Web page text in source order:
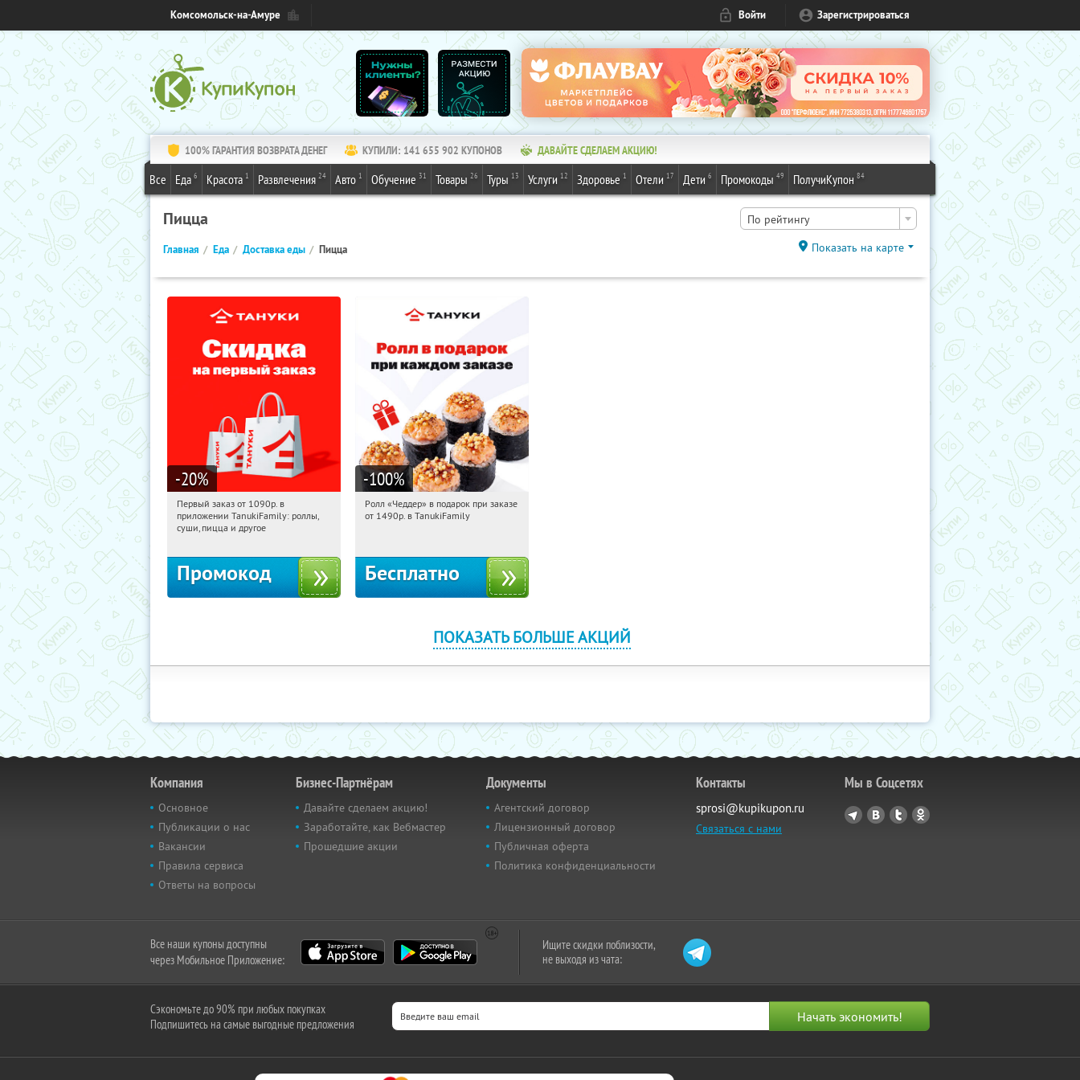
Комсомольск-на-Амуре Войти Зарегистрироваться
100% ГАРАНТИЯ ВОЗВРАТА ДЕНЕГ КУПИЛИ: 141 655 902 КУПОНОВ ДАВАЙТЕ СДЕЛАЕМ АКЦИЮ!
Все Еда 6 Красота 1 Развлечения 24 Авто 1 Обучение 31 Товары 26 Туры 13 Услуги 12 Здоровье 1 Отели 17 Дети 6 Промокоды 49 ПолучиКупон 84
Пицца По рейтингу
Главная Еда Доставка еды Пицца Показать на карте
-20%
22:23:48 Получили:
Россия
Первый заказ от 1090р. в
приложении TanukiFamily: роллы,
суши, пицца и другое
Промокод
-100%
22:23:48 Получили:108
Ролл «Чеддер» в подарок при заказе
от 1490р. в TanukiFamily
Бесплатно
ПОКАЗАТЬ БОЛЬШЕ АКЦИЙ
Компания
Основное
Публикации о нас
Вакансии
Правила сервиса
Ответы на вопросы
Бизнес-Партнёрам
Давайте сделаем акцию!
Заработайте, как Вебмастер
Прошедшие акции
Документы
Агентский договор
Лицензионный договор
Публичная оферта
Политика конфиденциальности
Контакты
sprosi@kupikupon.ru
Связаться с нами
Мы в Соцсетях
Все наши купоны доступны
через Мобильное Приложение:
Ищите скидки поблизости,
не выходя из чата:
Сэкономьте до 90% при любых покупках
Подпишитесь на самые выгодные предложения